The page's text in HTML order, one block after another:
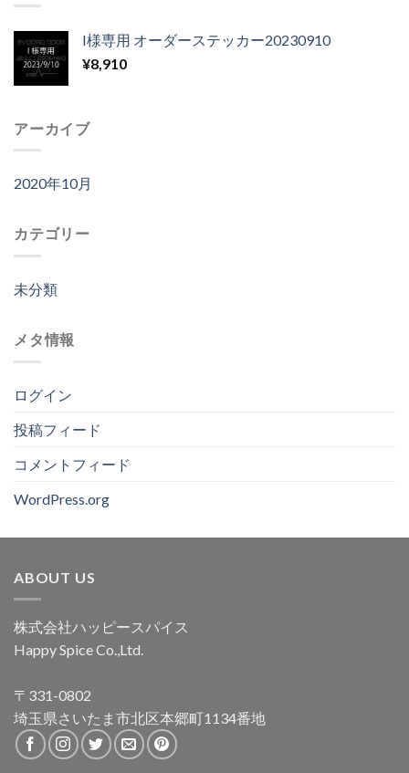
I様専用 オーダーステッカー20230910
¥8,910
アーカイブ
2020年10月
カテゴリー
未分類
メタ情報
ログイン
投稿フィード
コメントフィード
WordPress.org
ABOUT US
株式会社ハッピースパイス
Happy Spice Co.,Ltd.
〒331-0802
埼玉県さいたま市北区本郷町1134番地